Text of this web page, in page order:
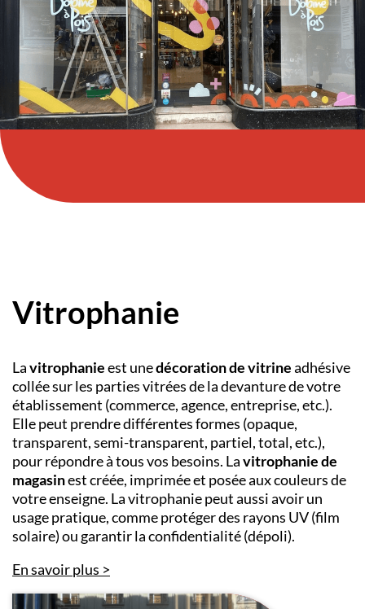
Vitrophanie
Lavitrophanieest unedécoration de vitrineadhésive
collée sur les parties vitrées de la devanture de votre
établissement (commerce, agence, entreprise, etc.).
Elle peut prendre différentes formes (opaque,
transparent, semi-transparent, partiel, total, etc.),
pour répondre à tous vos besoins. Lavitrophanie de
magasinest créée, imprimée et posée aux couleurs de
votre enseigne. La vitrophanie peut aussi avoir un
usage pratique, comme protéger des rayons UV (film
solaire) ou garantir la confidentialité (dépoli).
En savoir plus